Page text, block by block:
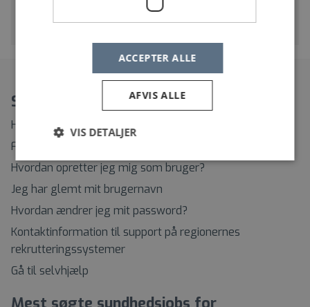
Ledende lægesekretær
Spørgsmål?
Hvordan ændrer eller afmelder jeg min Jobagent?
Find rundt på Sundhedsjobs.dk
Hvordan opretter jeg mig som bruger?
Jeg har glemt mit brugernavn
Hvordan ændrer jeg mit password?
Kontaktinformation til support på regionernes
rekrutteringssystemer
Gå til selvhjælp
ACCEPTER ALLE
AFVIS ALLE
VIS DETALJER